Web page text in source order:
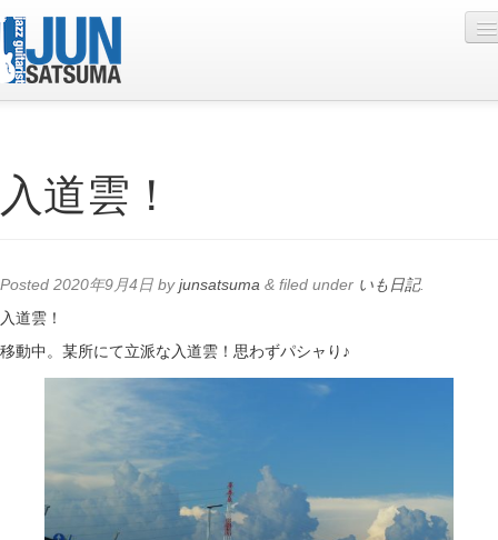
Live Schedule
Photo
Contact
Online Lesson
入道雲！
Posted 2020年9月4日 byjunsatsuma & filed under いも日記.
入道雲！
移動中。某所にて立派な入道雲！思わずパシャり♪